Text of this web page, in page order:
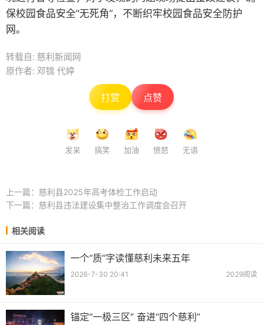
保校园食品安全“无死角”，不断织牢校园食品安全防护
网。
转载自: 慈利新闻网
原作者: 邓锦 代婷
打赏 点赞
发呆 搞笑 加油 愤怒 无语
上一篇： 慈利县2025年高考体检工作启动
下一篇： 慈利县违法建设集中整治工作调度会召开
相关阅读
一个“质”字读懂慈利未来五年
2026-7-30 20:41 2029阅读
锚定“一极三区” 奋进“四个慈利”